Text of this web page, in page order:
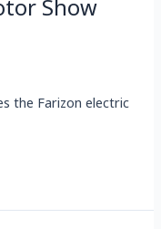
Show
the Farizon electric